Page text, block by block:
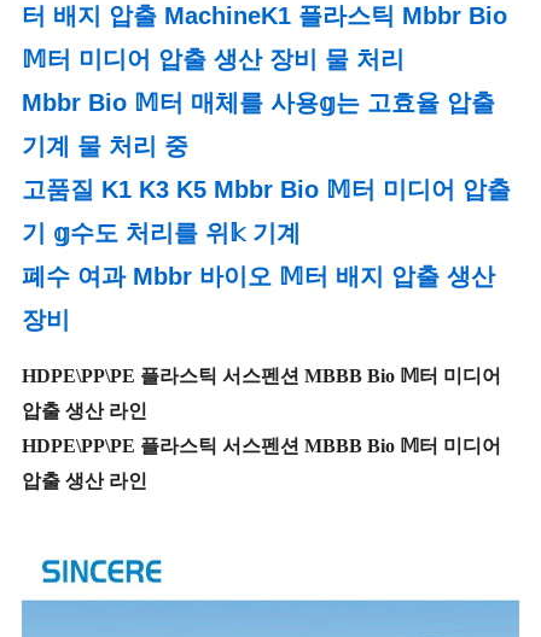
터 배지 압출 MachineK1 플라스틱 Mbbr Bio
𝕄터 미디어 압출 생산 장비 물 처리
Mbbr Bio 𝕄터 매체를 사용𝕘는 고효율 압출
기계 물 처리 중
고품질 K1 K3 K5 Mbbr Bio 𝕄터 미디어 압출
기 𝕘수도 처리를 위𝕜 기계
폐수 여과 Mbbr 바이오 𝕄터 배지 압출 생산
장비
HDPE\PP\PE 플라스틱 서스펜션 MBBB Bio 𝕄터 미디어
압출 생산 라인
HDPE\PP\PE 플라스틱 서스펜션 MBBB Bio 𝕄터 미디어
압출 생산 라인